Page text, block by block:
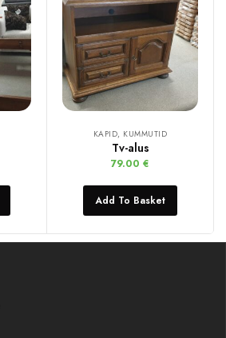
KAPID, KUMMUTID
Tv-alus
79.00 €
Add To Basket